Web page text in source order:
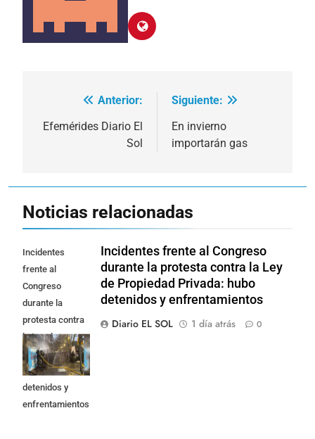
Navegación
de
Anterior:
Efemérides Diario El
Sol
Siguiente:
En invierno
importarán gas
Noticias relacionadas
Incidentes
frente al
Congreso
durante la
protesta contra
la Ley de
Propiedad
Privada: hubo
detenidos y
enfrentamientos
Incidentes frente al Congreso
durante la protesta contra la Ley
de Propiedad Privada: hubo
detenidos y enfrentamientos
Diario EL SOL
1 día atrás 0